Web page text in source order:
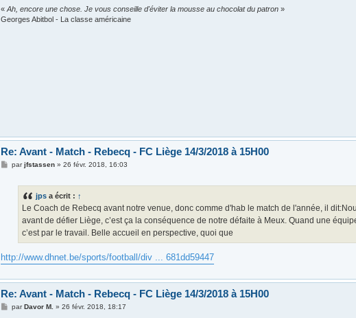
«Ah, encore une chose. Je vous conseille d'éviter la mousse au chocolat du patron »
Georges Abitbol - La classe américaine
Re: Avant - Match - Rebecq - FC Liège 14/3/2018 à 15H00
Mparjfstassen »26 févr. 2018, 16:03
jps a écrit : ↑
Le Coach de Rebecq avant notre venue, donc comme d'hab le match de l'année, il
avant de défier Liège, c’est ça la conséquence de notre défaite à Meux. Quand une
c’est par le travail. Belle accueil en perspective, quoi que
http://www.dhnet.be/sports/football/div ... 681dd59447
Re: Avant - Match - Rebecq - FC Liège 14/3/2018 à 15H00
Mpar Davor M. »26 févr. 2018, 18:17